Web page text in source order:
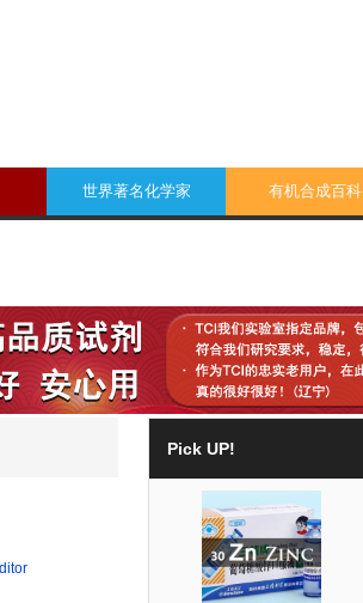
世界著名化学家 有机合成百科
Pick UP!